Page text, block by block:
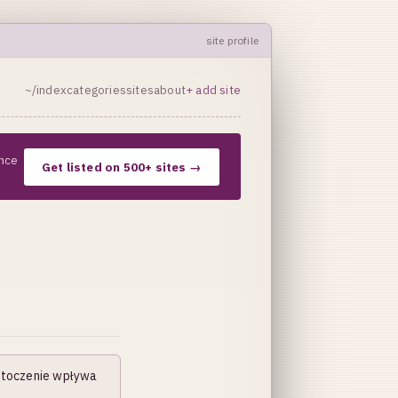
site profile
~/indexcategoriessitesabout+ add site
Get listed on 500+ sites →
wpływa